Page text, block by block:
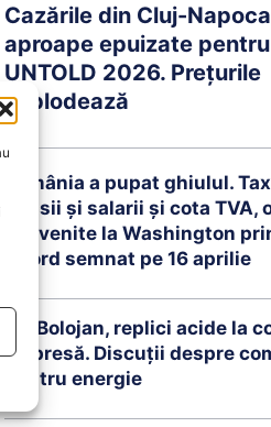
Cazările din Cluj-
aproape epuizate pentru
UNTOLD 2026. Prețurile
explodează
România a pupat ghiulul.
pensii și salarii și cota TVA,
convenite la Washington
Acord semnat pe 16 aprilie
Ilie Bolojan, replici acide la
de presă. Discuții despre
pentru energie